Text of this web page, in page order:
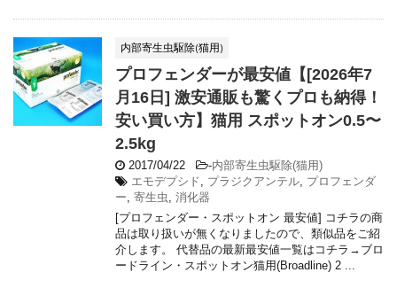
内部寄生虫駆除(猫用)
プロフェンダーが最安値【[2026年7
月16日] 激安通販も驚くプロも納得！
安い買い方】猫用 スポットオン0.5〜
2.5kg
2017/04/22 -内部寄生虫駆除(猫用)
エモデプシド, プラジクアンテル, プロフェンダ
ー, 寄生虫, 消化器
[プロフェンダー・スポットオン 最安値] コチラの商
品は取り扱いが無くなりましたので、類似品をご紹
介します。 代替品の最新最安値一覧はコチラ→ブロ
ードライン・スポットオン猫用(Broadline) 2 ...